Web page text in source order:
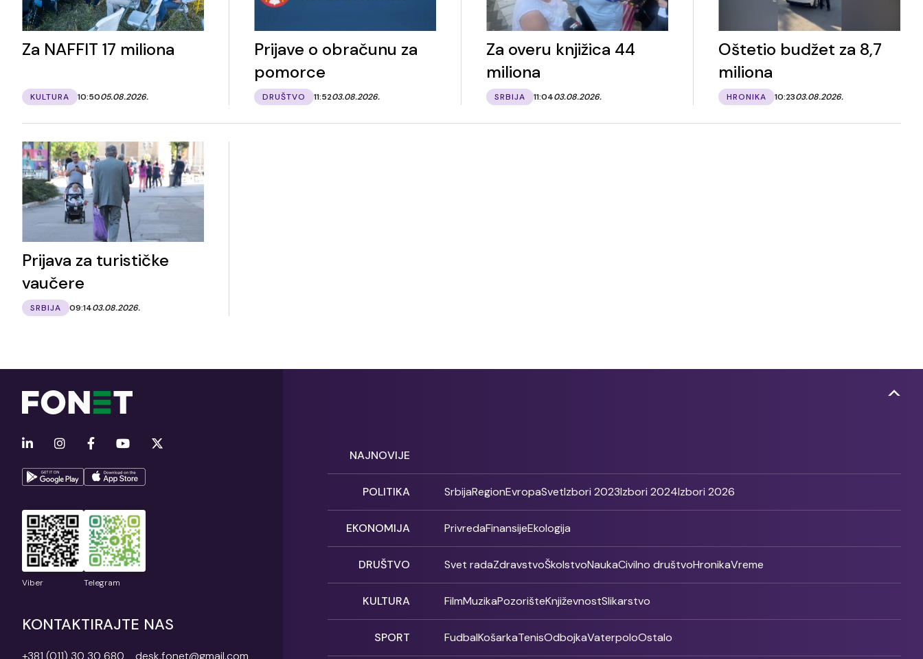
Za NAFFIT 17 miliona
KULTURA 10:5005.08.2026.
Prijave o obračunu za
pomorce
DRUŠTVO 11:5203.08.2026.
Za overu knjižica 44
miliona
SRBIJA 11:0403.08.2026.
Oštetio budžet za 8,7
miliona
HRONIKA 10:2303.08.2026.
Prijava za turističke
vaučere
SRBIJA 09:1403.08.2026.
Viber Telegram
KONTAKTIRAJTE NAS
+381 (011) 30 30 680 desk.fonet@gmail.com
NAJNOVIJE
POLITIKA SrbijaRegionEvropaSvetIzbori 2023Izbori 2024Izbori 2026
EKONOMIJA PrivredaFinansijeEkologija
DRUŠTVO Svet radaZdravstvoŠkolstvoNaukaCivilno društvoHronikaVreme
KULTURA FilmMuzikaPozorišteKnjiževnostSlikarstvo
SPORT FudbalKošarkaTenisOdbojkaVaterpoloOstalo